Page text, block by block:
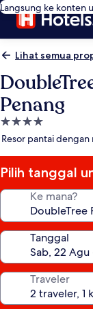
Langsung ke konten
Lihat semua
Penang
Properti
bintang
Resor pantai
Pilih tanggal
Ke mana?
Tanggal
Traveler